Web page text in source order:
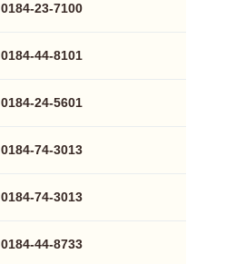
0184-23-7100
0184-44-8101
0184-24-5601
0184-74-3013
0184-74-3013
0184-44-8733